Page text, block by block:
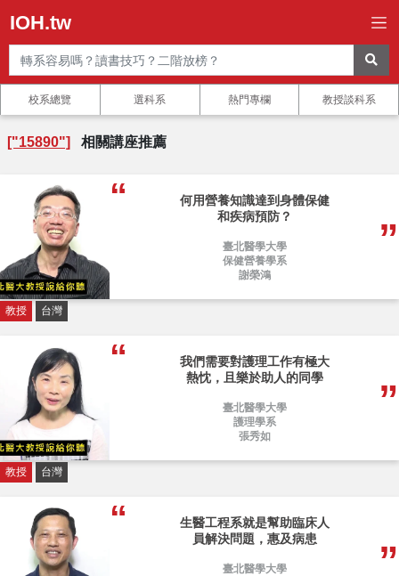
IOH.tw
校系總覽 選科系 熱門專欄 教授談科系
["15890"] 相關講座推薦
何用營養知識達到身體保健
和疾病預防？
臺北醫學大學
保健營養學系
謝榮鴻
教授 台灣
我們需要對護理工作有極大
熱忱，且樂於助人的同學
臺北醫學大學
護理學系
張秀如
教授 台灣
生醫工程系就是幫助臨床人
員解決問題，惠及病患
臺北醫學大學